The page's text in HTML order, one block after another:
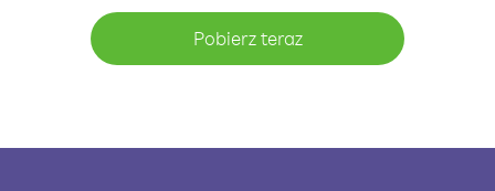
Pobierz teraz